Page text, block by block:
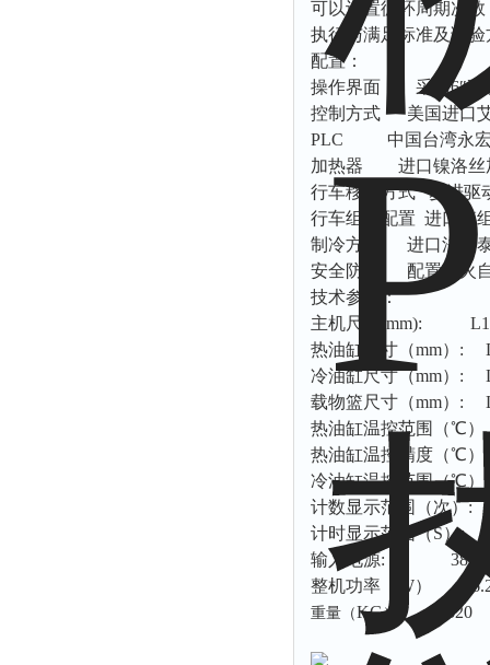
可以设置循环周期次
执行与满足标准及试验
配置：
操作界面：
采用6″彩
控制方式
美国进口
PLC 中国台湾永
加热器
进口镍洛丝
行车移动方式
步进驱
行车组件配置 进口模
制冷方式
进口法国
安全防护
配置明火
技术参数：
主机尺寸
(mm):
热油缸尺寸（mm） :
冷油缸尺寸（mm） :
载物篮尺寸（mm） :
热油缸温控范围（℃）
热油缸温控精度（℃）
冷油缸温控范围（℃）
计数显示范围（次）:
计时显示范围（S）:
输入电源:
整机功率（
W）
重量（KG） 320